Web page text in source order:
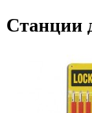
Станции